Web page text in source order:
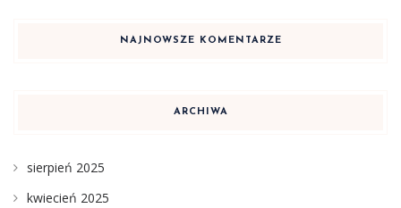
NAJNOWSZE KOMENTARZE
ARCHIWA
sierpień 2025
kwiecień 2025